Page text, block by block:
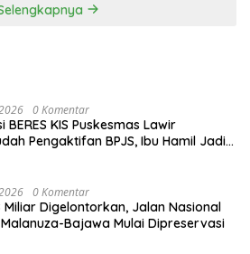
0 Komentar
BERES KIS Puskesmas Lawir
Pengaktifan BPJS, Ibu Hamil Jadi
0 Komentar
Miliar Digelontorkan, Jalan Nasional
Bajawa Mulai Dipreservasi